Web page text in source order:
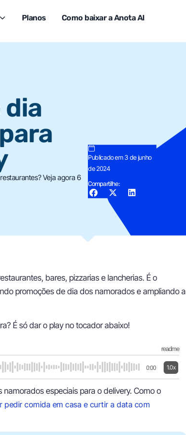
Planos Como baixar a Anota AI
Veja agora 6
Publicado em 3 de junho
de 2024
Compartilhe:
bares, pizzarias e lancherias. É o
promoções de dia dos namorados e ampliando a
É só dar o play no tocador abaixo!
readme
0:00 1.0x
especiais para o delivery. Como o
pedir comida em casa e curtir a data com